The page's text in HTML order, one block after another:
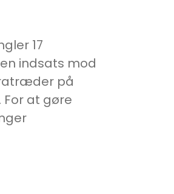
17
indsats mod
på
at gøre